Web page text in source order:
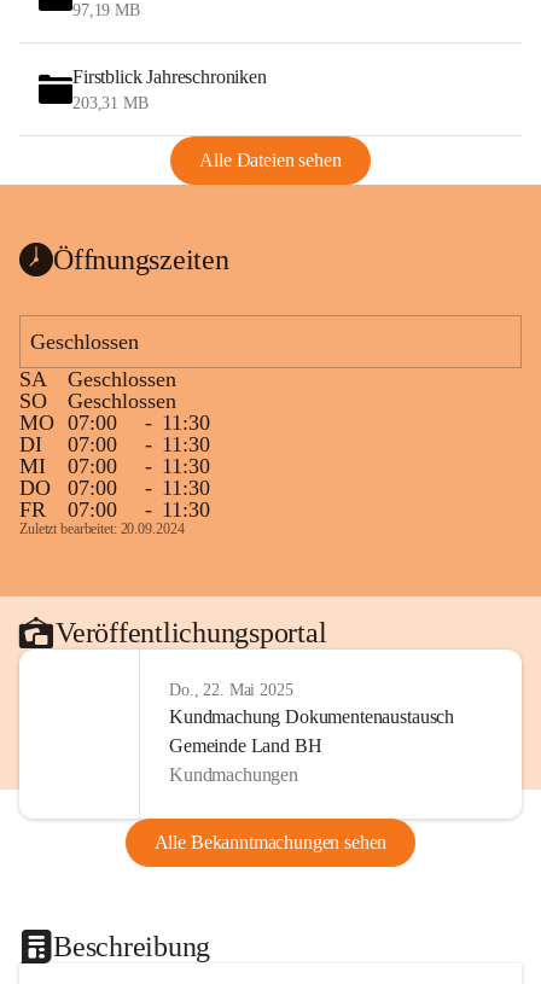
97,19 MB
Firstblick Jahreschroniken
203,31 MB
Alle Dateien sehen
Öffnungszeiten
Geschlossen
SA
Geschlossen
SO
Geschlossen
MO 07:00 - 11:30
DI
07:00 - 11:30
MI
07:00 - 11:30
DO
07:00 - 11:30
FR
07:00 - 11:30
Zuletzt bearbeitet: 20.09.2024
Veröffentlichungsportal
Do., 22. Mai 2025
Kundmachung Dokumentenaustausch
Gemeinde Land BH
Kundmachungen
Alle Bekanntmachungen sehen
Beschreibung